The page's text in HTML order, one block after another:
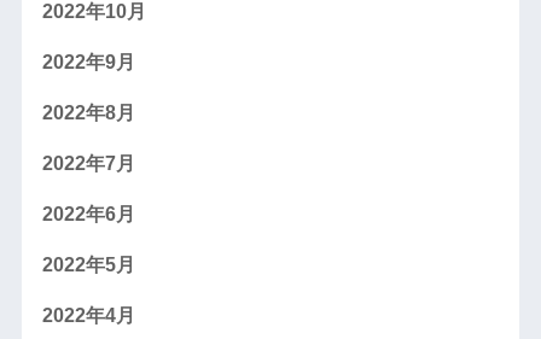
2022年10月
2022年9月
2022年8月
2022年7月
2022年6月
2022年5月
2022年4月